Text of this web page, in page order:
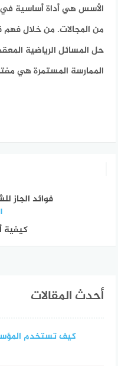
الأسس هي أداة أساسية
من المجالات. من خلال فهم
حل المسائل الرياضية
الممارسة المستمرة هي
فوائد الجاز
كيفية
أحدث المقالات
كيف تستخدم